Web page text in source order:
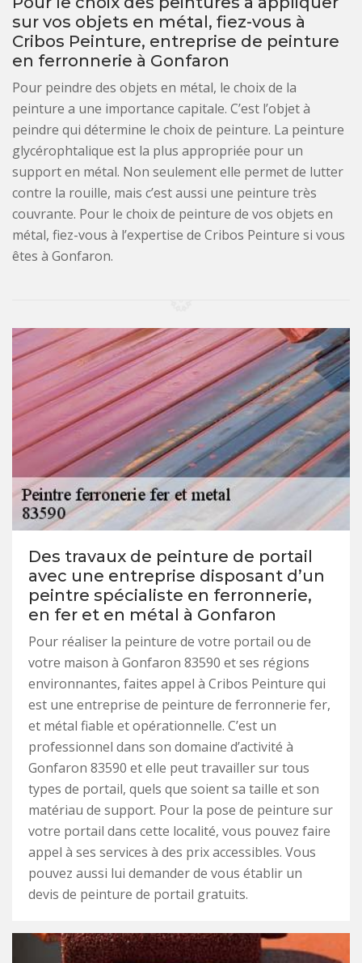
sur vos objets en métal, fiez-vous à
Cribos Peinture, entreprise de peinture
en ferronnerie à Gonfaron
Pour peindre des objets en métal, le choix de la
peinture a une importance capitale. C’est l’objet à
peindre qui détermine le choix de peinture. La peinture
glycérophtalique est la plus appropriée pour un
support en métal. Non seulement elle permet de lutter
contre la rouille, mais c’est aussi une peinture très
couvrante. Pour le choix de peinture de vos objets en
métal, fiez-vous à l’expertise de Cribos Peinture si vous
êtes à Gonfaron.
Des travaux de peinture de portail
avec une entreprise disposant d’un
peintre spécialiste en ferronnerie,
en fer et en métal à Gonfaron
Pour réaliser la peinture de votre portail ou de
votre maison à Gonfaron 83590 et ses régions
environnantes, faites appel à Cribos Peinture qui
est une entreprise de peinture de ferronnerie fer,
et métal fiable et opérationnelle. C’est un
professionnel dans son domaine d’activité à
Gonfaron 83590 et elle peut travailler sur tous
types de portail, quels que soient sa taille et son
matériau de support. Pour la pose de peinture sur
votre portail dans cette localité, vous pouvez faire
appel à ses services à des prix accessibles. Vous
pouvez aussi lui demander de vous établir un
devis de peinture de portail gratuits.